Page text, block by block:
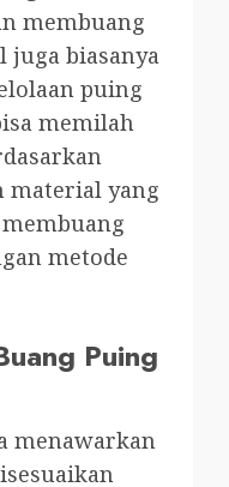
membuang
juga biasanya
puing
memilah
material yang
metode
Puing
menawarkan